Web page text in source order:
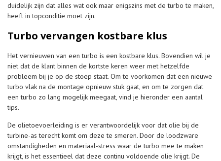
duidelijk zijn dat alles wat ook maar enigszins met de turbo te maken,
heeft in topconditie moet zijn.
Turbo vervangen kostbare klus
Het vernieuwen van een turbo is een kostbare klus. Bovendien wil je
niet dat de klant binnen de kortste keren weer met hetzelfde
probleem bij je op de stoep staat. Om te voorkomen dat een nieuwe
turbo vlak na de montage opnieuw stuk gaat, en om te zorgen dat
een turbo zo lang mogelijk meegaat, vind je hieronder een aantal
tips.
De olietoevoerleiding is er verantwoordelijk voor dat olie bij de
turbine-as terecht komt om deze te smeren. Door de loodzware
omstandigheden en materiaal-stress waar de turbo mee te maken
krijgt, is het essentieel dat deze continu voldoende olie krijgt. De